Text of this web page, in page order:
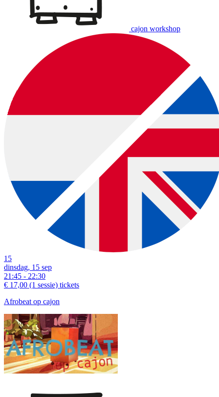
cajon workshop
15
dinsdag, 15 sep
21:45 - 22:30
€ 17,00 (1 sessie) tickets
Afrobeat op cajon